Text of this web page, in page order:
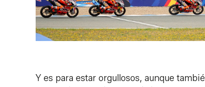
Y es para estar orgullosos, aunque